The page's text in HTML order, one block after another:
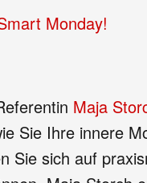
Monday!
Maja
Sie Ihre innere
Sie sich auf